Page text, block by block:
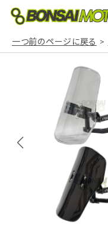
一つ前のページに戻る